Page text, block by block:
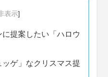
表示]
提案したい「ハロウ
ゲ」なクリスマス提